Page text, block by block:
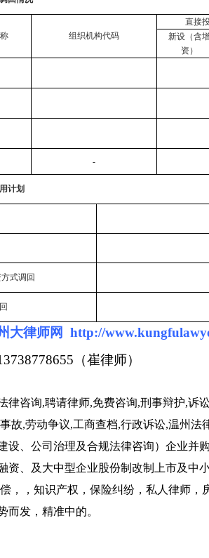
组织机构代码
直接
新设（含
资）
-
计划
式调回
大律师网 http://
（崔律师）
律咨询,聘请律师,免费咨询,刑事辩护,诉
故,劳动争议,工商查档,行政诉讼,温州法
设、公司治理及合规法律咨询）企业并
资、及大中型企业股份制改制上市及中
，，知识产权，保险纠纷，私人律师
而发，精准中的。